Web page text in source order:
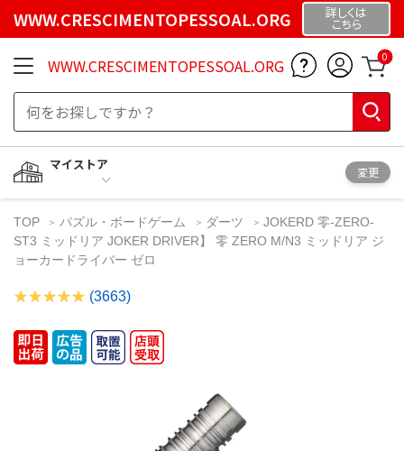
WWW.CRESCIMENTOPESSOAL.ORG 詳しくは
こちら
WWW.CRESCIMENTOPESSOAL.ORG 0
マイストア
変更
TOP パズル・ボードゲーム ダーツ
JOKERD 零-ZERO-
ST3 ミッドリア JOKER DRIVER】 零 ZERO M/N3 ミッドリア ジ
ョーカードライバー ゼロ
(3663)